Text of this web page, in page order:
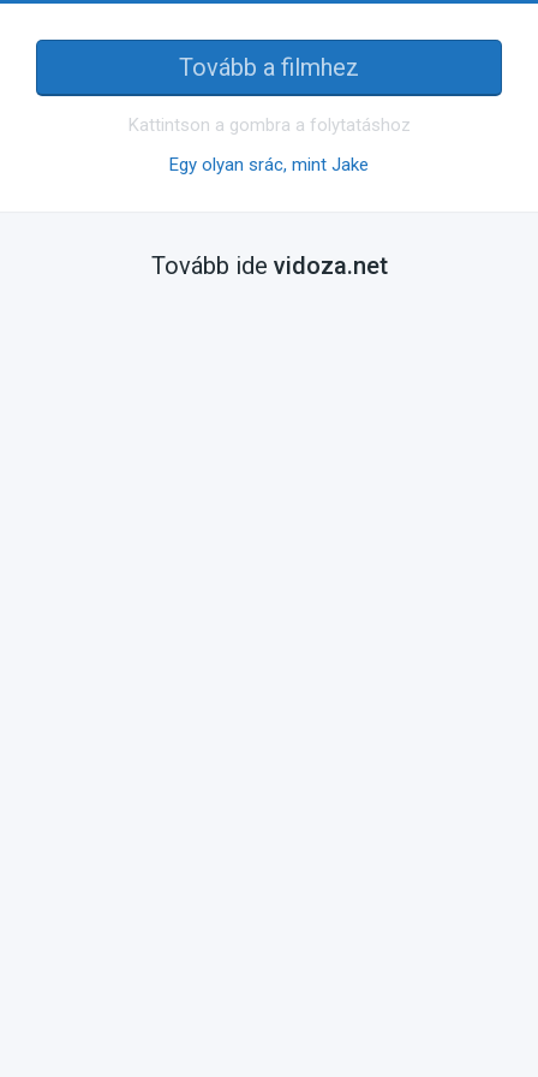
Tovább a filmhez
Kattintson a gombra a folytatáshoz
Egy olyan srác, mint Jake
Tovább ide vidoza.net